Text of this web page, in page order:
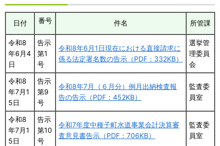
日付 番号 件名 所管課
令和8
年6月4
日
告示
第1
号
令和8年6月1日現在における直接請求に
係る法定署名数の告示（PDF：332KB）
選挙管
理委員
会
令和8
年7月1
5日
告示
第9
号
令和8年7月（６月分）例月出納検査報
告の告示（PDF：452KB）
監査委
員室
令和8
年7月1
5日
告示
第10
号
令和7年度中種子町水道事業会計決算審
査意見書告示（PDF：706KB）
監査委
員室